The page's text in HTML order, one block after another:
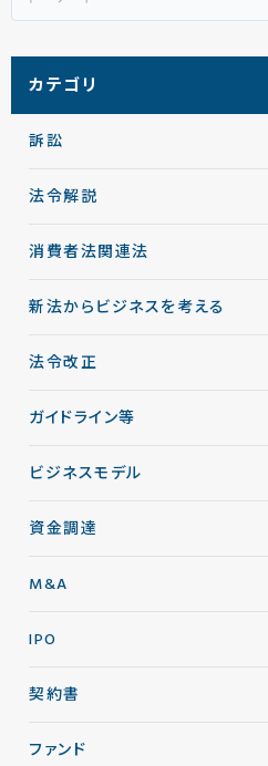
カテゴリ
訴訟
法令解説
消費者法関連法
新法からビジネスを考える
法令改正
ガイドライン等
ビジネスモデル
資金調達
M&A
IPO
契約書
ファンド